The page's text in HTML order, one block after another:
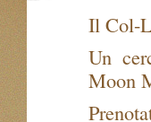
Il Col-
Un
Moon